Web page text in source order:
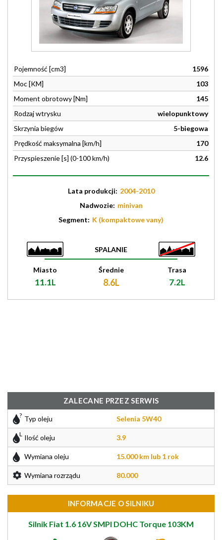
Pojemność [cm3]
1596
Moc [KM]
103
Moment obrotowy [Nm]
145
Rodzaj wtrysku
wielopunktowy
Skrzynia biegów
5-biegowa
Prędkość maksymalna [km/h]
170
Przyspieszenie [s] (0-100 km/h)
12.6
Lata produkcji: 2004-2010
Nadwozie: minivan
Segment: K (kompaktowe vany)
SPALANIE
Miasto
11.1L
Średnie
8.6L
Trasa
7.2L
ZALECANE PRZEZ SERWIS
Typ oleju Selenia 5W40
Ilość oleju 3.9
Wymiana oleju 15.000 km lub 1 rok
Wymiana rozrządu 80.000
INFORMACJE O SILNIKU
Silnik Fiat 1.6 16V SMPI DOHC Torque 103KM